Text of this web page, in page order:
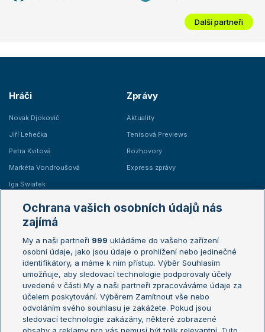
Další partneři
Hráči
Novak Djokovič
Jiří Lehečka
Petra Kvitová
Markéta Vondroušová
Iga Swiatek
Zprávy
Aktuality
Tenisová Previews
Rozhovory
Express zprávy
Žebříčky
Žebříček ATP (muži)
Žebříček WTA (ženy)
Sázkařský žebříček
Australian Open
French Open
Wimbledon
US Open
Turnaj mistrů
Turnaj mistryň
Ochrana vašich osobních údajů nás
zajímá
My a naši partneři 999 ukládáme do vašeho zařízení
osobní údaje, jako jsou údaje o prohlížení nebo jedinečné
identifikátory, a máme k nim přístup. Výběr Souhlasím
umožňuje, aby sledovací technologie podporovaly účely
uvedené v části My a naši partneři zpracováváme údaje za
účelem poskytování. Výběrem Zamítnout vše nebo
odvoláním svého souhlasu je zakážete. Pokud jsou
sledovací technologie zakázány, některé zobrazené